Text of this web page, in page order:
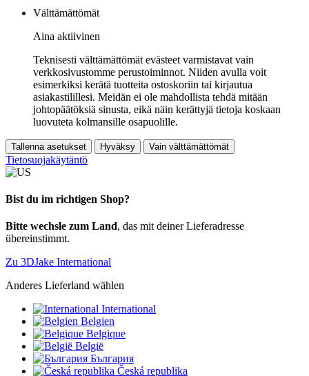
Välttämättömät
Aina aktiivinen
Teknisesti välttämättömät evästeet varmistavat vain
verkkosivustomme perustoiminnot. Niiden avulla voit
esimerkiksi kerätä tuotteita ostoskoriin tai kirjautua
asiakastilillesi. Meidän ei ole mahdollista tehdä mitään
johtopäätöksiä sinusta, eikä näin kerättyjä tietoja koskaan
luovuteta kolmansille osapuolille.
Tallenna asetukset Hyväksy Vain välttämättömät
Tietosuojakäytäntö
Bist du im richtigen Shop?
Bitte wechsle zum Land, das mit deiner Lieferadresse
übereinstimmt.
Zu 3DJake International
Anderes Lieferland wählen
International
Belgien
Belgique
België
България
Česká republika